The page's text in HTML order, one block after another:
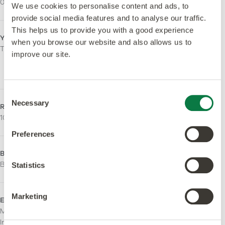
We use cookies to personalise content and ads, to
provide social media features and to analyse our traffic.
This helps us to provide you with a good experience
when you browse our website and also allows us to
improve our site.
Selection
Necessary
Preferences
Statistics
Marketing
0,3mm Urethane Coating
Ytfinish
Tick
Orto-ftalatfri
Rak ådring
101.6 x 457 mm
Brandklass
Bfl-S1
Emissioner
M1 Certifierad
Indoor Air Comfort Gold
Inhemsk